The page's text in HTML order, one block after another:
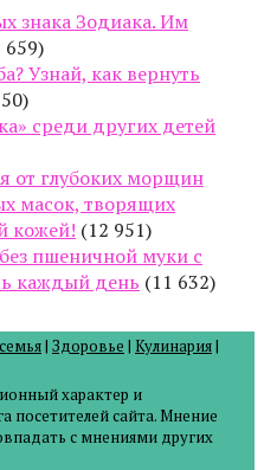
знака Зодиака. Им
659)
Узнай, как вернуть
среди других детей
от глубоких морщин
масок, творящих
кожей! (12 951)
пшеничной муки с
каждый день (11 632)
| Здоровье | Кулинария|
характер и
посетителей сайта. Мнение
с мнениями других